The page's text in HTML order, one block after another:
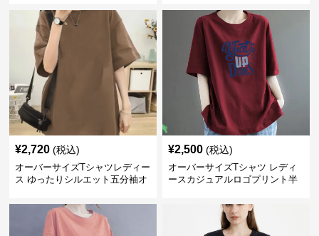
¥2,720 (税込)
オーバーサイズTシャツレディー
ス ゆったりシルエット五分袖オ
¥2,500 (税込)
オーバーサイズTシャツ レディ
ースカジュアルロゴプリント半